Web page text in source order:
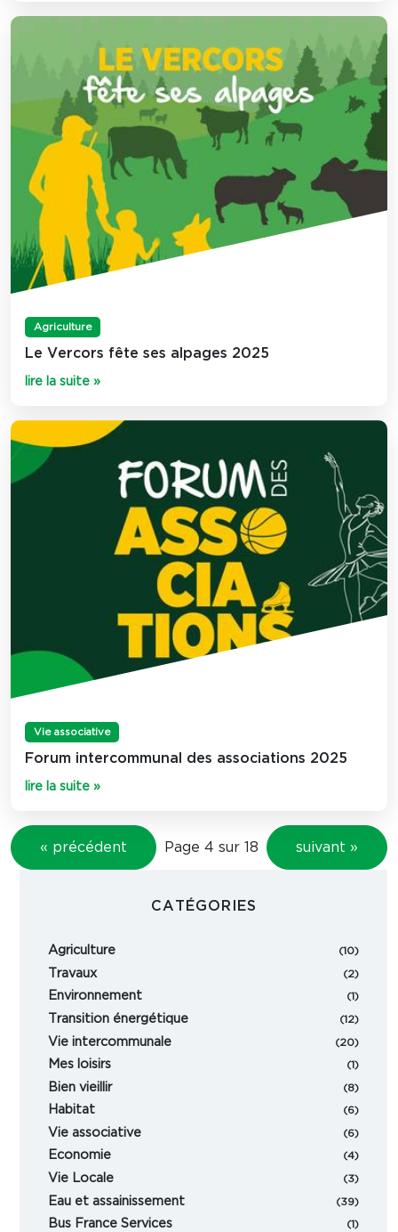
Agriculture
Le Vercors fête ses alpages 2025
lire la suite »
Vie associative
Forum intercommunal des associations 2025
lire la suite »
« précédent Page 4 sur 18 suivant »
CATÉGORIES
Agriculture (10)
Travaux (2)
Environnement (1)
Transition énergétique (12)
Vie intercommunale (20)
Mes loisirs (1)
Bien vieillir (8)
Habitat (6)
Vie associative (6)
Economie (4)
Vie Locale (3)
Eau et assainissement (39)
Bus France Services (1)